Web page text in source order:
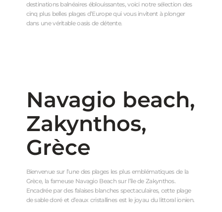
destinations balnéaires éblouissantes, voici notre sélection des
cinq plus belles plages d’Europe qui vous invitent à plonger
dans une véritable oasis de détente.
Navagio beach,
Zakynthos,
Grèce
Bienvenue sur l’une des plages les plus emblématiques de la
Grèce, la fameuse Navagio Beach sur l’île de Zakynthos.
Encadrée par des falaises blanches spectaculaires, cette plage
de sable doré et d’eaux cristallines est le joyau du littoral ionien.